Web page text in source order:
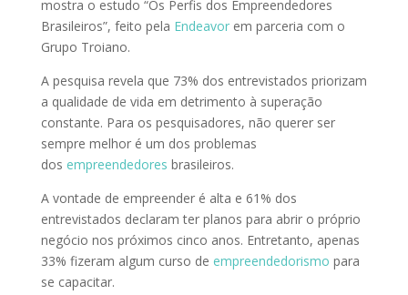
mostra o estudo “Os Perfis dos Empreendedores
Brasileiros”, feito pela Endeavorem parceria com o
Grupo Troiano.
A pesquisa revela que 73% dos entrevistados priorizam
a qualidade de vida em detrimento à superação
constante. Para os pesquisadores, não querer ser
sempre melhor é um dos problemas
dos empreendedores brasileiros.
A vontade de empreender é alta e 61% dos
entrevistados declaram ter planos para abrir o próprio
negócio nos próximos cinco anos. Entretanto, apenas
33% fizeram algum curso de empreendedorismo para
se capacitar.